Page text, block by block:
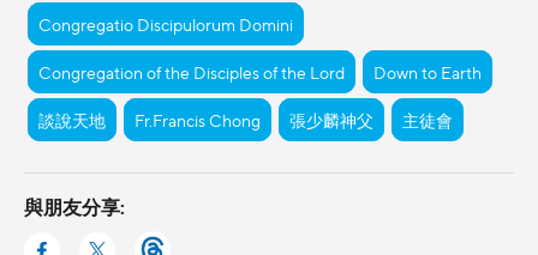
Congregatio Discipulorum Domini
Congregation of the Disciples of the Lord Down to Earth
談說天地 Fr.Francis Chong 張少麟神父 主徒會
與朋友分享: